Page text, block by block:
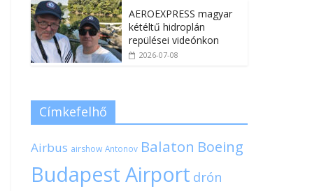
AEROEXPRESS magyar
kétéltű hidroplán
repülései videónkon
2026-07-08
Címkefelhő
Airbus airshow Antonov Balaton Boeing
Budapest Airport drón